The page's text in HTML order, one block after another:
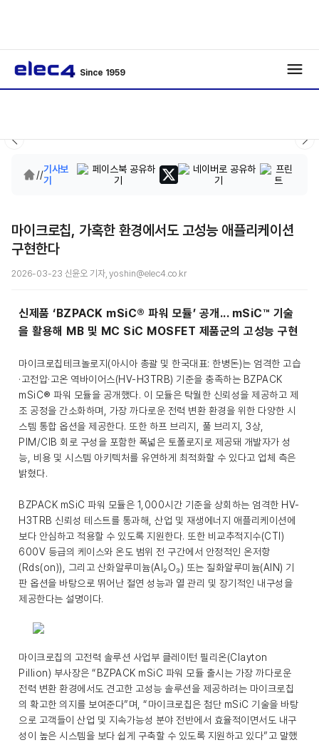
Since 1959
//기사보
기
마이크로칩, 가혹한 환경에서도 고성능 애플리케이션
구현한다
2026-03-23 신윤오 기자, yoshin@elec4.co.kr
신제품 ‘BZPACK mSiC® 파워 모듈’ 공개... mSiC™ 기술
을 활용해 MB 및 MC SiC MOSFET 제품군의 고성능 구현
마이크로칩테크놀로지(아시아 총괄 및 한국대표: 한병돈)는 엄격한 고습
·고전압·고온 역바이어스(HV-H3TRB) 기준을 충족하는 BZPACK
mSiC® 파워 모듈을 공개했다. 이 모듈은 탁월한 신뢰성을 제공하고 제
조 공정을 간소화하며, 가장 까다로운 전력 변환 환경을 위한 다양한 시
스템 통합 옵션을 제공한다. 또한 하프 브리지, 풀 브리지, 3상,
PIM/CIB 회로 구성을 포함한 폭넓은 토폴로지로 제공돼 개발자가 성
능, 비용 및 시스템 아키텍처를 유연하게 최적화할 수 있다고 업체 측은
밝혔다.
BZPACK mSiC 파워 모듈은 1,000시간 기준을 상회하는 엄격한 HV-
H3TRB 신뢰성 테스트를 통과해, 산업 및 재생에너지 애플리케이션에
보다 안심하고 적용할 수 있도록 지원한다. 또한 비교추적지수(CTI)
600V 등급의 케이스와 온도 범위 전 구간에서 안정적인 온저항
(Rds(on)), 그리고 산화알루미늄(Al₂O₃) 또는 질화알루미늄(AlN) 기
판 옵션을 바탕으로 뛰어난 절연 성능과 열 관리 및 장기적인 내구성을
제공한다는 설명이다.
마이크로칩의 고전력 솔루션 사업부 클레이턴 필리온(Clayton
Pillion) 부사장은 “BZPACK mSiC 파워 모듈 출시는 가장 까다로운
전력 변환 환경에서도 견고한 고성능 솔루션을 제공하려는 마이크로칩
의 확고한 의지를 보여준다”며, “마이크로칩은 첨단 mSiC 기술을 바탕
으로 고객들이 산업 및 지속가능성 분야 전반에서 효율적이면서도 내구
성이 높은 시스템을 보다 쉽게 구축할 수 있도록 지원하고 있다”고 말했